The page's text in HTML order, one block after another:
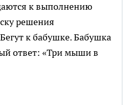
к выполнению
решения
к бабушке. Бабушка
ответ: «Три мыши в